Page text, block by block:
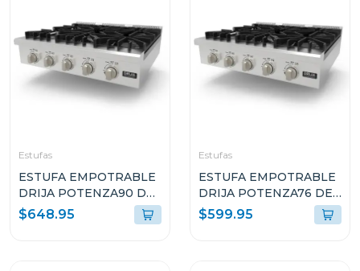
Estufas
ESTUFA EMPOTRABLE
DRIJA POTENZA90 DE
90CM CON 5
QUEMADORES
$648.95
Estufas
ESTUFA EMPOTRABLE
DRIJA POTENZA76 DE
76CM CON 5
QUEMADORES
$599.95